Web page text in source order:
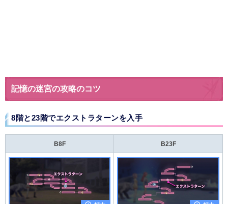
記憶の迷宮の攻略のコツ
8階と23階でエクストラターンを入手
B8F B23F